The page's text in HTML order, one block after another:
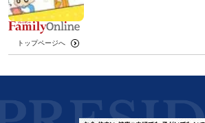
トップページへ